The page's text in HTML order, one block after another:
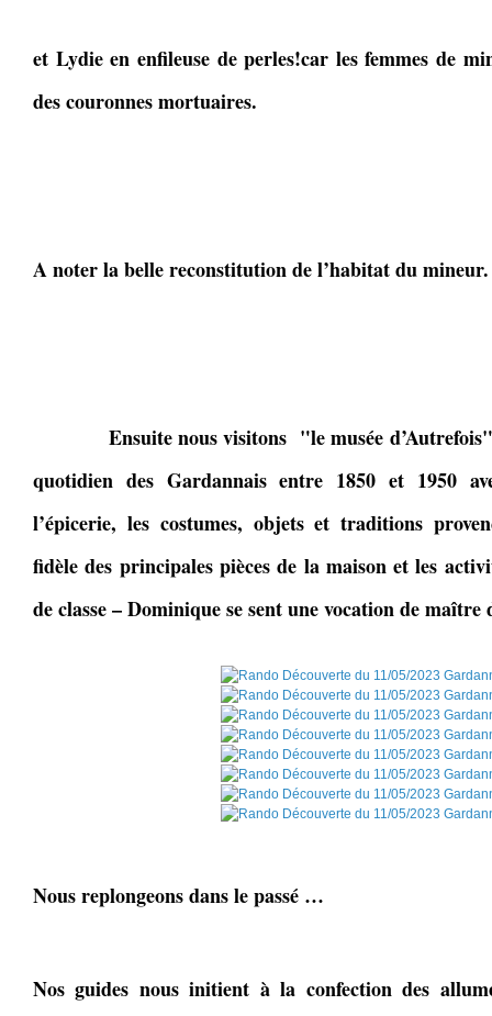
et Lydie en enfileuse de perles!car les femmes de
des couronnes mortuaires.
A noter la belle reconstitution de l’habitat du mineur.
Ensuite nous visitons "le musée d’Autrefois",
quotidien des Gardannais entre 1850 et 1950
l’épicerie, les costumes, objets et traditions
fidèle des principales pièces de la maison et les
de classe – Dominique se sent une vocation de maître
Nous replongeons dans le passé …
Nos guides nous initient à la confection des